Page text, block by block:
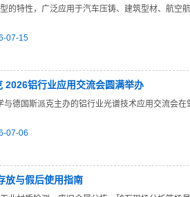
的特性，广泛应用于汽车压铸、建筑型材、航空
07-15
2026铝行业应用交流会圆满举办
德国斯派克主办的铝行业光谱技术应用交流会在
07-06
放与假后使用指南